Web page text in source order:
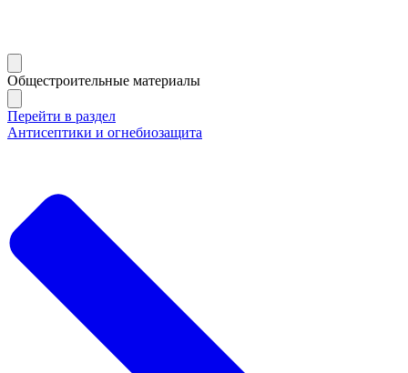
Общестроительные материалы
Перейти в раздел
Антисептики и огнебиозащита